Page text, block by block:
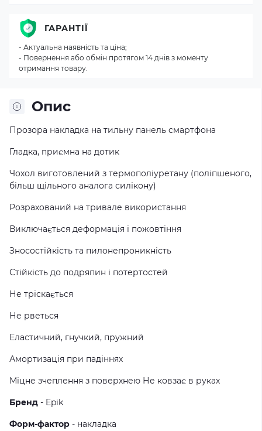
Опис
Прозора накладка на тильну панель смартфона
Гладка, приємна на дотик
Чохол виготовлений з термополiуретану (поліпшеного,
більш щільного аналога силікону)
Розрахований на тривале використання
Виключається деформація і пожовтіння
Зносостійкість та пилонепроникність
Стійкість до подряпин і потертостей
Не тріскається
Не рветься
Еластичний, гнучкий, пружний
Амортизація при падіннях
Міцне зчеплення з поверхнею Не ковзає в руках
Бренд - Epik
Форм-фактор - накладка
ГАРАНТІЇ
- Актуальна наявність та ціна;
- Повернення або обмін протягом 14 днів з моменту
отримання товару.